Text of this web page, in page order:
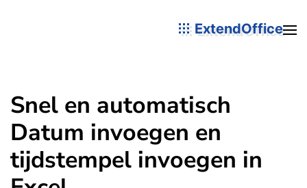
ExtendOffice
Snel en automatisch
Datum invoegen en
tijdstempel invoegen in